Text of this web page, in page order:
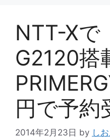
NTT-X
G2120搭
円で予約
2014年2月23日 by し